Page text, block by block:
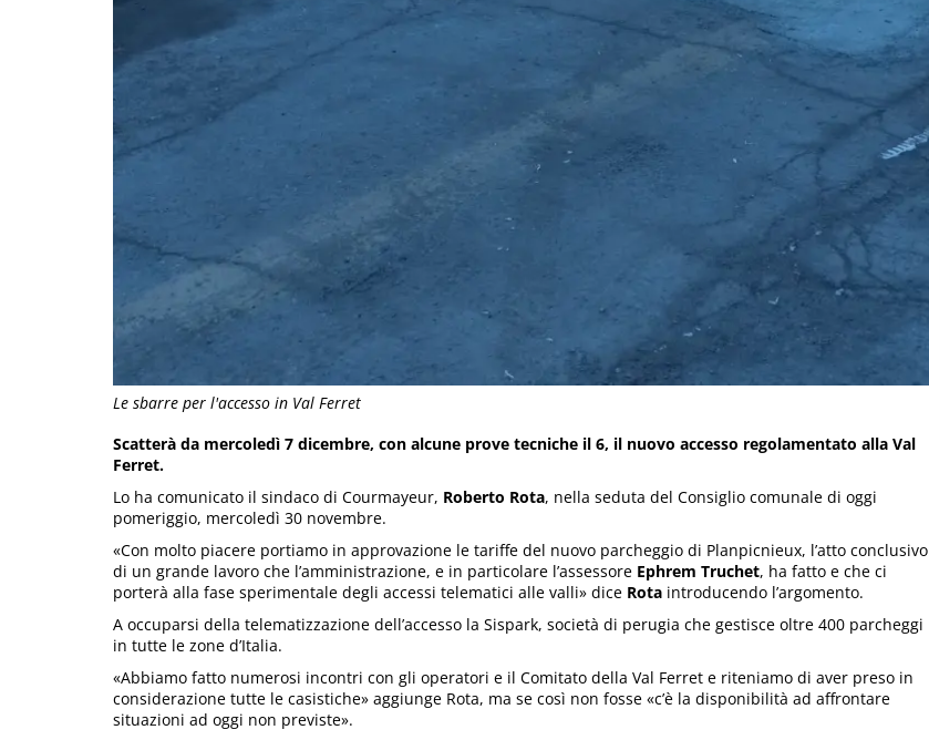
Le sbarre per l'accesso in Val Ferret
Scatterà da mercoledì 7 dicembre, con alcune prove tecniche il 6, il nuovo accesso regolamentato alla Val
Ferret.
Lo ha comunicato il sindaco di Courmayeur, Roberto Rota, nella seduta del Consiglio comunale di oggi
pomeriggio, mercoledì 30 novembre.
«Con molto piacere portiamo in approvazione le tariffe del nuovo parcheggio di Planpicnieux, l’atto conclusivo
di un grande lavoro che l’amministrazione, e in particolare l’assessore Ephrem Truchet, ha fatto e che ci
porterà alla fase sperimentale degli accessi telematici alle valli» dice Rota introducendo l’argomento.
A occuparsi della telematizzazione dell’accesso la Sispark, società di perugia che gestisce oltre 400 parcheggi
in tutte le zone d’Italia.
«Abbiamo fatto numerosi incontri con gli operatori e il Comitato della Val Ferret e riteniamo di aver preso in
considerazione tutte le casistiche» aggiunge Rota, ma se così non fosse «c’è la disponibilità ad affrontare
situazioni ad oggi non previste».